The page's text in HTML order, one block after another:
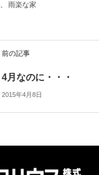
、 雨楽な家
前の記事
4月なのに・・・
2015年4月8日